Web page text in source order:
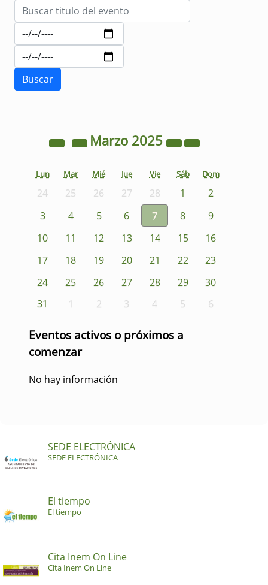
Marzo 2025
Lun Mar Mié Jue Vie Sáb Dom
24 25 26 27 28 1
2
3
4 5 6 7 8
9
10
11 12 13 14 15
16
17
18 19 20 21 22
23
24
25 26 27 28 29
30
31
1 2 3 4 5 6
Eventos activos o próximos a
comenzar
No hay información
SEDE ELECTRÓNICA
SEDE ELECTRÓNICA
El tiempo
El tiempo
Cita Inem On Line
Cita Inem On Line